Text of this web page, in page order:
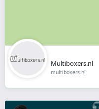
Multiboxers.nl
multiboxers.nl